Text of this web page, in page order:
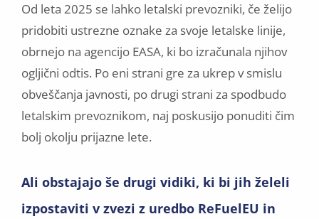
Od leta 2025 se lahko letalski prevozniki, če želijo
pridobiti ustrezne oznake za svoje letalske linije,
obrnejo na agencijo EASA, ki bo izračunala njihov
ogljični odtis. Po eni strani gre za ukrep v smislu
obveščanja javnosti, po drugi strani za spodbudo
letalskim prevoznikom, naj poskusijo ponuditi čim
bolj okolju prijazne lete.
Ali obstajajo še drugi vidiki, ki bi jih želeli
izpostaviti v zvezi z uredbo ReFuelEU in